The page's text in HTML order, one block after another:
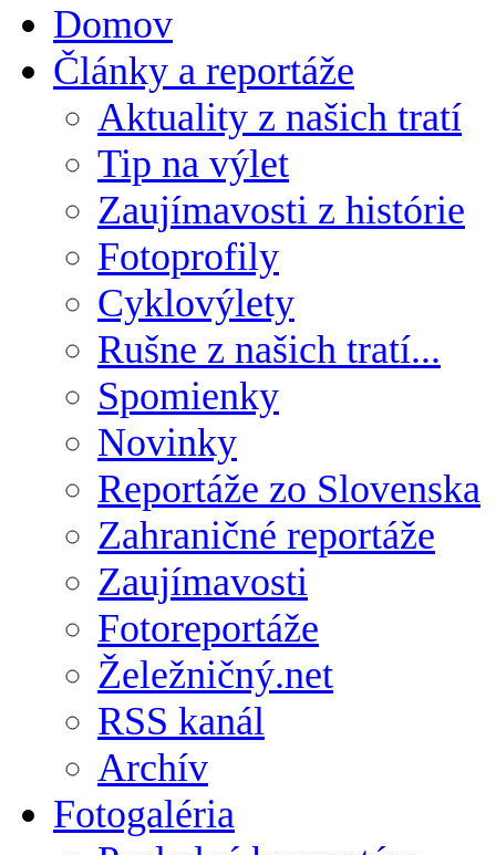
Domov
Články a reportáže
Aktuality z našich tratí
Tip na výlet
Zaujímavosti z histórie
Fotoprofily
Cyklovýlety
Rušne z našich tratí...
Spomienky
Novinky
Reportáže zo Slovenska
Zahraničné reportáže
Zaujímavosti
Fotoreportáže
Želežničný.net
RSS kanál
Archív
Fotogaléria